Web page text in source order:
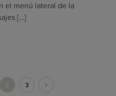
el menú lateral de la
[…]
2 3